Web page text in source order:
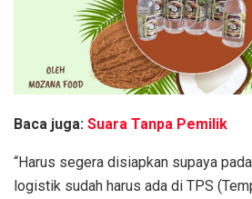
Baca juga: Suara Tanpa Pemilik
“Harus segera disiapkan supaya
logistik sudah harus ada di TPS